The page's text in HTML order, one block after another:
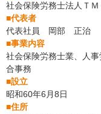
社会保険労務士法人ＴＭ
■代表者
代表社員 岡部 正治
■事業内容
社会保険労務士業、人
合事務
■設立
昭和60年6月8日
■住所